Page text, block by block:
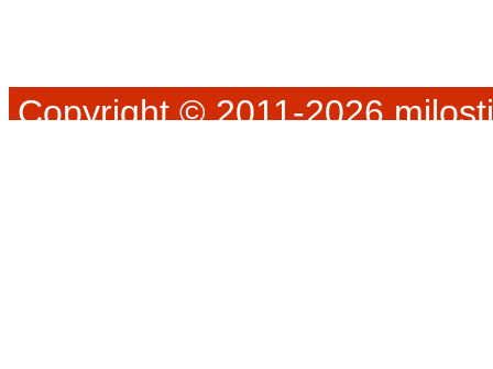
Copyright © 2011-2026